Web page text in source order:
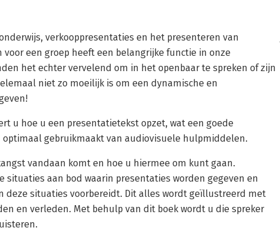
verkooppresentaties en het presenteren van
een groep heeft een belangrijke functie in onze
het echter vervelend om in het openbaar te spreken of zijn
niet zo moeilijk is om een dynamische en
u hoe u een presentatietekst opzet, wat een goede
gebruikmaakt van audiovisuele hulpmiddelen.
vandaan komt en hoe u hiermee om kunt gaan.
situaties aan bod waarin presentaties worden gegeven en
deze situaties voorbereidt. Dit alles wordt geïllustreerd met
en verleden. Met behulp van dit boek wordt u die spreker